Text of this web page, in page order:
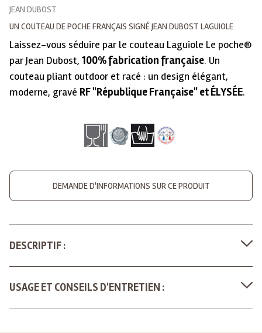
JEAN DUBOST
UN COUTEAU DE POCHE FRANÇAIS SIGNÉ JEAN DUBOST LAGUIOLE
Laissez-vous séduire par le couteau Laguiole Le poche®
par Jean Dubost, 100% fabrication française. Un
couteau pliant outdoor et racé : un design élégant,
moderne, gravé RF "République Française" et ÉLYSÉE.
DEMANDE D'INFORMATIONS SUR CE PRODUIT
DESCRIPTIF :
USAGE ET CONSEILS D'ENTRETIEN :